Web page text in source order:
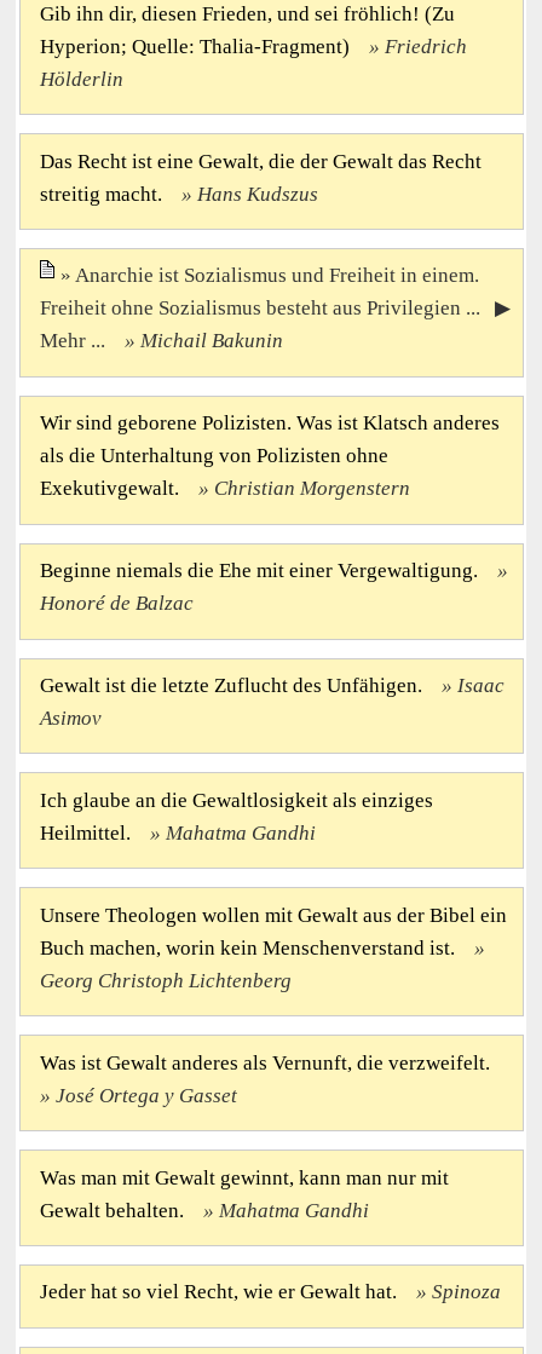
Gib ihn dir, diesen Frieden, und sei fröhlich! (Zu
Hyperion; Quelle: Thalia-Fragment)
Friedrich
Hölderlin
Das Recht ist eine Gewalt, die der Gewalt das Recht
streitig macht.
Hans Kudszus
Anarchie ist Sozialismus und Freiheit in einem.
Freiheit ohne Sozialismus besteht aus Privilegien ... ▶
Mehr ...
Michail Bakunin
Wir sind geborene Polizisten. Was ist Klatsch anderes
als die Unterhaltung von Polizisten ohne
Exekutivgewalt.
Christian Morgenstern
Beginne niemals die Ehe mit einer Vergewaltigung.
Honoré de Balzac
Gewalt ist die letzte Zuflucht des Unfähigen.
Isaac
Asimov
Ich glaube an die Gewaltlosigkeit als einziges
Heilmittel.
Mahatma Gandhi
Unsere Theologen wollen mit Gewalt aus der Bibel ein
Buch machen, worin kein Menschenverstand ist.
Georg Christoph Lichtenberg
Was ist Gewalt anderes als Vernunft, die verzweifelt.
José Ortega y Gasset
Was man mit Gewalt gewinnt, kann man nur mit
Gewalt behalten.
Mahatma Gandhi
Jeder hat so viel Recht, wie er Gewalt hat. Spinoza